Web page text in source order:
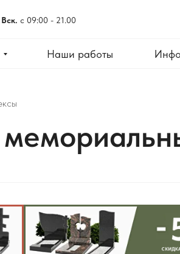
Наши работы
с 09:00 - 21.00